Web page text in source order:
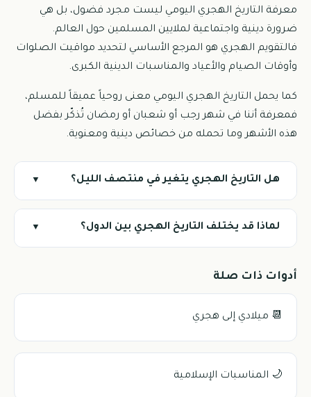
معرفة التاريخ الهجري اليومي ليست مجرد فضول، بل هي
ضرورة دينية واجتماعية لملايين المسلمين حول العالم.
فالتقويم الهجري هو المرجع الأساسي لتحديد مواقيت الصلوات
وأوقات الصيام والأعياد والمناسبات الدينية الكبرى.
كما يحمل التاريخ الهجري اليومي معنى روحياً عميقاً للمسلم،
فمعرفة أننا في شهر رجب أو شعبان أو رمضان تُذكّر بفضل
هذه الأشهر وما تحمله من خصائص دينية ومعنوية.
هل التاريخ الهجري يتغير في منتصف الليل؟ ▼
لماذا قد يختلف التاريخ الهجري بين الدول؟ ▼
أدوات ذات صلة
📆 ميلادي إلى هجري
🌙 المناسبات الإسلامية